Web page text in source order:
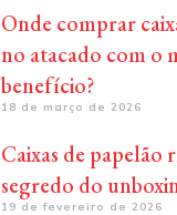
Onde comprar
no atacado com o
benefício?
18 de março de 2026
Caixas de papelão
segredo do
19 de fevereiro de 2026